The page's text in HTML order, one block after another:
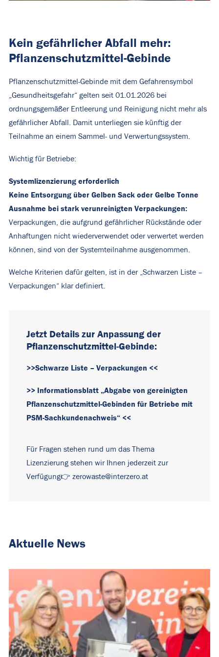
Kein gefährlicher Abfall mehr:
Pflanzenschutzmittel-Gebinde
Pflanzenschutzmittel-Gebinde mit dem Gefahrensymbol
„Gesundheitsgefahr“ gelten seit 01.01.2026 bei
ordnungsgemäßer Entleerung und Reinigung nicht mehr als
gefährlicher Abfall. Damit unterliegen sie künftig der
Teilnahme an einem Sammel- und Verwertungssystem.
Wichtig für Betriebe:
Systemlizenzierung erforderlich
Keine Entsorgung über Gelben Sack oder Gelbe Tonne
Ausnahme bei stark verunreinigten Verpackungen:
Verpackungen, die aufgrund gefährlicher Rückstände oder
Anhaftungen nicht wiederverwendet oder verwertet werden
können, sind von der Systemteilnahme ausgenommen.
Welche Kriterien dafür gelten, ist in der „Schwarzen Liste –
Verpackungen“ klar definiert.
Jetzt Details zur Anpassung der
Pflanzenschutzmittel-Gebinde:
>>Schwarze Liste – Verpackungen <<
>> Informationsblatt „Abgabe von gereinigten
Pflanzenschutzmittel-Gebinden für Betriebe mit
PSM-Sachkundenachweis“ <<
Für Fragen stehen rund um das Thema
Lizenzierung stehen wir Ihnen jederzeit zur
Verfügung👉 zerowaste@interzero.at
Aktuelle News